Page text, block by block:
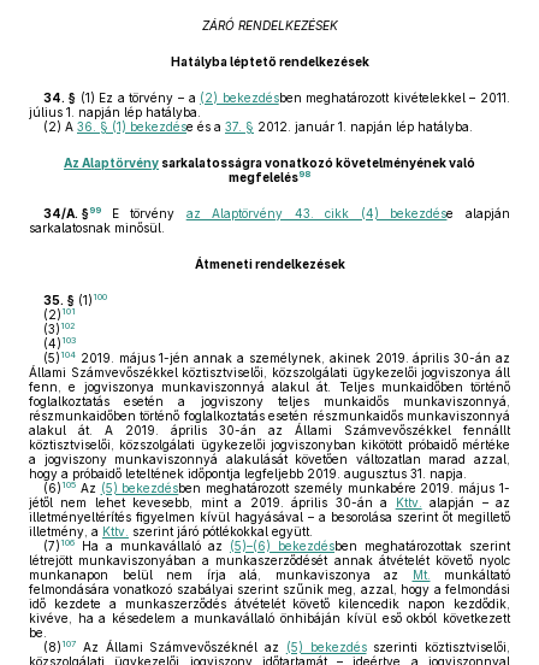
ZÁRÓ RENDELKEZÉSEK
Hatályba léptető rendelkezések
34. § (1) Ez a törvény – a (2) bekezdésben meghatározott kivételekkel – 2011.
július 1. napján lép hatályba.
(2) A 36. § (1) bekezdése és a 37. § 2012. január 1. napján lép hatályba.
Az Alaptörvény sarkalatosságra vonatkozó követelményének való
megfelelés98
34/A. §99 E törvény az Alaptörvény 43. cikk (4) bekezdése alapján
sarkalatosnak minősül.
Átmeneti rendelkezések
35. § (1) 100
(2) 101
(3) 102
(4) 103
(5) 104 2019. május 1-jén annak a személynek, akinek 2019. április 30-án az
Állami Számvevőszékkel köztisztviselői, közszolgálati ügykezelői jogviszonya áll
fenn, e jogviszonya munkaviszonnyá alakul át. Teljes munkaidőben történő
foglalkoztatás esetén a jogviszony teljes munkaidős munkaviszonnyá,
részmunkaidőben történő foglalkoztatás esetén részmunkaidős munkaviszonnyá
alakul át. A 2019. április 30-án az Állami Számvevőszékkel fennállt
köztisztviselői, közszolgálati ügykezelői jogviszonyban kikötött próbaidő mértéke
a jogviszony munkaviszonnyá alakulását követően változatlan marad azzal,
hogy a próbaidő leteltének időpontja legfeljebb 2019. augusztus 31. napja.
(6) 105 Az (5) bekezdésben meghatározott személy munkabére 2019. május 1-
jétől nem lehet kevesebb, mint a 2019. április 30-án a
Kttv.
alapján – az
illetményeltérítés figyelmen kívül hagyásával – a besorolása szerint őt megillető
illetmény, a Kttv. szerint járó pótlékokkal együtt.
(7) 106 Ha a munkavállaló az (5)–(6) bekezdésben meghatározottak szerint
létrejött munkaviszonyában a munkaszerződését annak átvételét követő nyolc
munkanapon belül nem írja alá, munkaviszonya az
Mt.
munkáltató
felmondására vonatkozó szabályai szerint szűnik meg, azzal, hogy a felmondási
idő kezdete a munkaszerződés átvételét követő kilencedik napon kezdődik,
kivéve, ha a késedelem a munkavállaló önhibáján kívül eső okból következett
be.
(8) 107 Az Állami Számvevőszéknél az (5) bekezdésszerinti köztisztviselői,
közszolgálati ügykezelői jogviszony időtartamát – ideértve a jogviszonnyal